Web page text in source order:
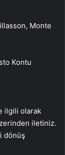
Monte
Kontu
ilgili olarak
iletiniz.
dönüş